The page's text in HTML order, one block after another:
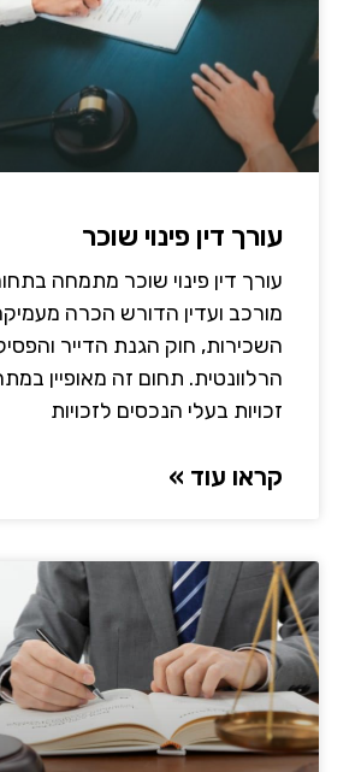
עורך דין פינוי שוכר
עורך דין פינוי שוכר מתמחה
מורכב ועדין הדורש הכרה
השכירות, חוק הגנת הדייר
הרלוונטית. תחום זה מאופיין
זכויות בעלי הנכסים לזכויות
קראו עוד »